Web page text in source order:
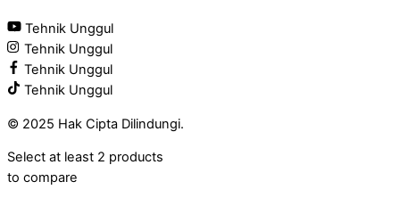
Tehnik Unggul
Tehnik Unggul
Tehnik Unggul
Tehnik Unggul
© 2025 Hak Cipta Dilindungi.
Select at least 2 products
to compare